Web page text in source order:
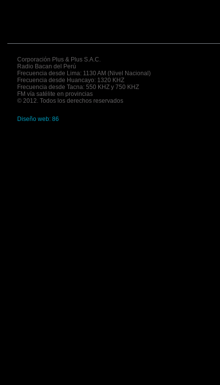
Corporación Plus & Plus S.A.C.
Radio Bacan del Perú
Frecuencia desde Lima: 1130 AM (Nivel Nacional)
Frecuencia desde Huancayo: 1320 KHZ
Frecuencia desde Tacna: 550 KHZ y 750 KHZ
FM vía satélite en provincias
© 2012. Todos los derechos reservados
Diseño web: 86